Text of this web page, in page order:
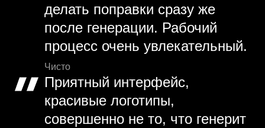
делать поправки сразу же
после генерации. Рабочий
процесс очень увлекательный.
Чисто
Приятный интерфейс,
красивые логотипы,
совершенно не то, что генерит